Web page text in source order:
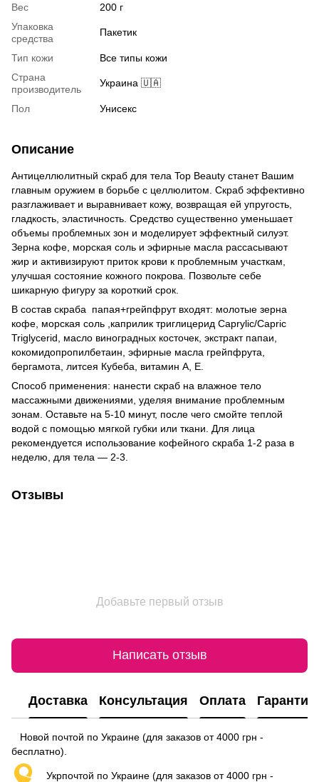
Вес
200 г
Упаковка
средства
Пакетик
Тип кожи
Все типы кожи
Страна
производитель
Украина 🇺🇦
Пол Унисекс
Описание
Антицеллюлитный скраб для тела Top Beauty станет Вашим
главным оружием в борьбе с целлюлитом. Скраб эффективно
разглаживает и выравнивает кожу, возвращая ей упругость,
гладкость, эластичность. Средство существенно уменьшает
объемы проблемных зон и моделирует эффектный силуэт.
Зерна кофе, морская соль и эфирные масла рассасывают
жир и активизируют приток крови к проблемным участкам,
улучшая состояние кожного покрова. Позвольте себе
шикарную фигуру за короткий срок.
В состав скраба папая+грейпфрут входят: молотые зерна
кофе, морская соль ,каприлик триглицерид Caprylic/Capric
Triglycerid, масло виноградных косточек, экстракт папаи,
кокомидопропилбетаин, эфирные масла грейпфрута,
бергамота, литсея Кубеба, витамин А, Е.
Способ применения: нанести скраб на влажное тело
массажными движениями, уделяя внимание проблемным
зонам. Оставьте на 5-10 минут, после чего смойте теплой
водой с помощью мягкой губки или ткани. Для лица
рекомендуется использование кофейного скраба 1-2 раза в
неделю, для тела — 2-3.
Отзывы
Добавьте первый отзыв
Написать отзыв
Доставка Консультация Оплата Гарантия
Новой почтой по Украине (для заказов от 4000 грн -
бесплатно).
Укрпочтой по Украине (для заказов от 4000 грн -